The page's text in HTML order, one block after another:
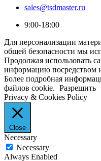
sales@tsdmaster.ru
9:00-18:00
Для персонализации
общей безопасности мы
Продолжая использовать
информацию посредством
Более подробная
файлов cookie. Разрешить
Privacy & Cookies Policy
Close
Necessary
Necessary
Always Enabled